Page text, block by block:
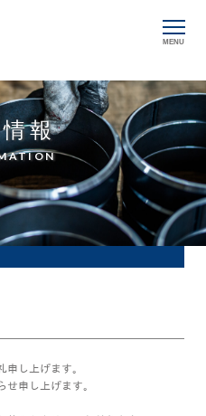
MENU
報
し上げます。
申し上げます。